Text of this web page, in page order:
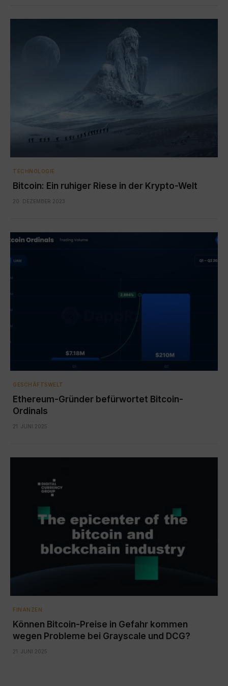
TECHNOLOGIE
Bitcoin: Ein ruhiger Riese in der Krypto-Welt
20. DEZEMBER 2023
GESCHÄFTSWELT
Ethereum-Gründer befürwortet Bitcoin-
Ordinals
21. JUNI 2025
FINANZEN
Können Bitcoin-Preise in Gefahr kommen
wegen Probleme bei Grayscale und DCG?
21. JUNI 2025